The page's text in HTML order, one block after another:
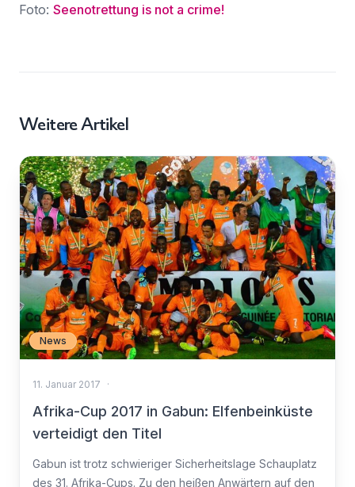
Foto: Seenotrettung is not a crime!
Weitere Artikel
News
11. Januar 2017 ·
Afrika-Cup 2017 in Gabun: Elfenbeinküste
verteidigt den Titel
Gabun ist trotz schwieriger Sicherheitslage Schauplatz
des 31. Afrika-Cups. Zu den heißen Anwärtern auf den